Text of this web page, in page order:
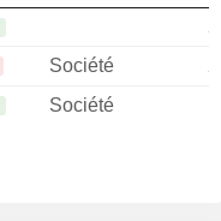
Société
Société